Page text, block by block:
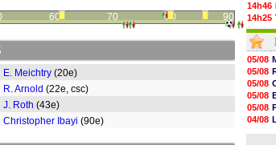
60 70 80 90
E. Meichtry (20e)
R. Arnold (22e, csc)
J. Roth (43e)
Christopher Ibayi (90e)
14h46
14h25
14h12
13h51
13h29
13h11
12h46
12h28
12h10
11h58
11h35
05/08
05/08
05/08
05/08
05/08
04/08